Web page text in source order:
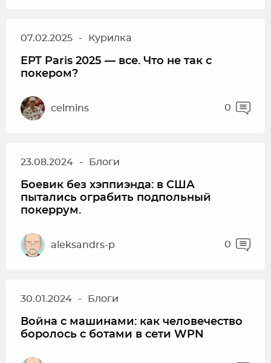
07.02.2025 - Курилка
EPT Paris 2025 — все. Что не так с
покером?
celmins 0
23.08.2024 - Блоги
Боевик без хэппиэнда: в США
пытались ограбить подпольный
покеррум.
aleksandrs-p 0
30.01.2024 - Блоги
Война с машинами: как человечество
боролось с ботами в сети WPN